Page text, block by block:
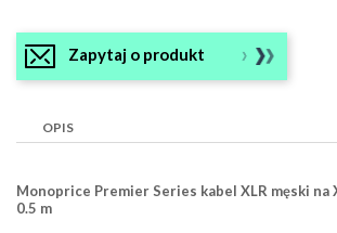
Zapytaj o produkt
OPIS
Monoprice Premier Series kabel XLR męski na
0.5 m